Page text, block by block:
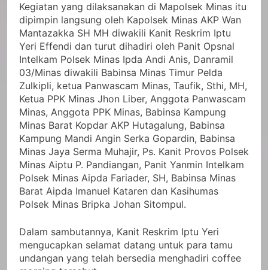
Kegiatan yang dilaksanakan di Mapolsek Minas itu
dipimpin langsung oleh Kapolsek Minas AKP Wan
Mantazakka SH MH diwakili Kanit Reskrim Iptu
Yeri Effendi dan turut dihadiri oleh Panit Opsnal
Intelkam Polsek Minas Ipda Andi Anis, Danramil
03/Minas diwakili Babinsa Minas Timur Pelda
Zulkipli, ketua Panwascam Minas, Taufik, Sthi, MH,
Ketua PPK Minas Jhon Liber, Anggota Panwascam
Minas, Anggota PPK Minas, Babinsa Kampung
Minas Barat Kopdar AKP Hutagalung, Babinsa
Kampung Mandi Angin Serka Gopardin, Babinsa
Minas Jaya Serma Muhajir, Ps. Kanit Provos Polsek
Minas Aiptu P. Pandiangan, Panit Yanmin Intelkam
Polsek Minas Aipda Fariader, SH, Babinsa Minas
Barat Aipda Imanuel Kataren dan Kasihumas
Polsek Minas Bripka Johan Sitompul.
Dalam sambutannya, Kanit Reskrim Iptu Yeri
mengucapkan selamat datang untuk para tamu
undangan yang telah bersedia menghadiri coffee